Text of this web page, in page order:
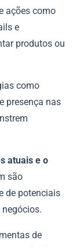
ações como
e
produtos ou
como
presença nas
atuais e o
são
de potenciais
de